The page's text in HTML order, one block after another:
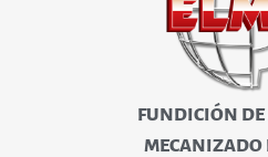
FUNDICIÓN
MECANIZADO